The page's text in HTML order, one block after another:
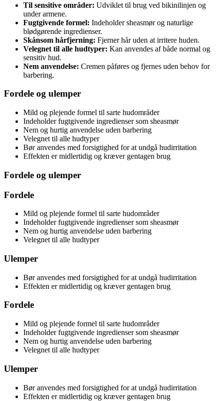
Til sensitive områder: Udviklet til brug ved bikinilinjen og
under armene.
Fugtgivende formel: Indeholder sheasmør og naturlige
blødgørende ingredienser.
Skånsom hårfjerning: Fjerner hår uden at irritere huden.
Velegnet til alle hudtyper: Kan anvendes af både normal og
sensitiv hud.
Nem anvendelse: Cremen påføres og fjernes uden behov for
barbering.
Fordele og ulemper
Mild og plejende formel til sarte hudområder
Indeholder fugtgivende ingredienser som sheasmør
Nem og hurtig anvendelse uden barbering
Velegnet til alle hudtyper
Bør anvendes med forsigtighed for at undgå hudirritation
Effekten er midlertidig og kræver gentagen brug
Fordele og ulemper
Fordele
Mild og plejende formel til sarte hudområder
Indeholder fugtgivende ingredienser som sheasmør
Nem og hurtig anvendelse uden barbering
Velegnet til alle hudtyper
Ulemper
Bør anvendes med forsigtighed for at undgå hudirritation
Effekten er midlertidig og kræver gentagen brug
Fordele
Mild og plejende formel til sarte hudområder
Indeholder fugtgivende ingredienser som sheasmør
Nem og hurtig anvendelse uden barbering
Velegnet til alle hudtyper
Ulemper
Bør anvendes med forsigtighed for at undgå hudirritation
Effekten er midlertidig og kræver gentagen brug